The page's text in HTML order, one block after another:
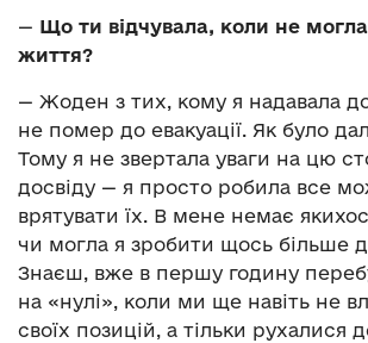
— Що ти відчувала, коли не
життя?
— Жоден з тих, кому я надавала
не помер до евакуації. Як було
Тому я не звертала уваги на цю
досвіду — я просто робила все
врятувати їх. В мене немає
чи могла я зробити щось більше
Знаєш, вже в першу годину
на «нулі», коли ми ще навіть не
своїх позицій, а тільки рухалися